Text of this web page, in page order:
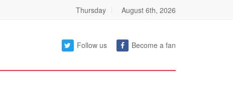
Thursday August 6th, 2026
Follow us Become a fan